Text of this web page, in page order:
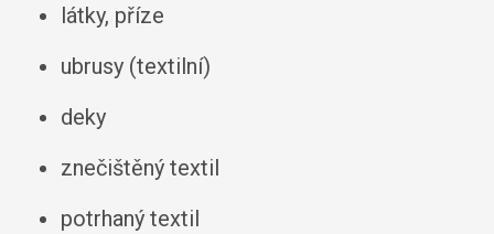
látky, příze
ubrusy (textilní)
deky
znečištěný textil
potrhaný textil